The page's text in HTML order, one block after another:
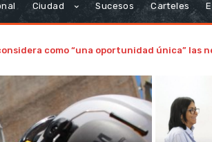
Ciudad Sucesos Carteles
como “una oportunidad única” las